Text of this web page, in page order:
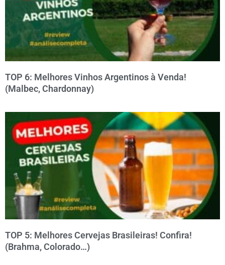
TOP 6: Melhores Vinhos Argentinos à Venda!
(Malbec, Chardonnay)
TOP 5: Melhores Cervejas Brasileiras! Confira!
(Brahma, Colorado…)